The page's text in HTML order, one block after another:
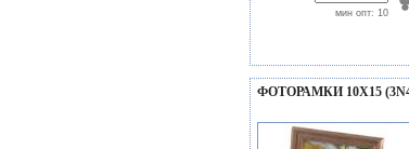
мин опт: 10
ФОТОРАМКИ 10Х15